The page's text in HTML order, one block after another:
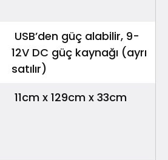
USB’den güç alabilir, 9-
12V DC güç kaynağı (ayrı
satılır)
11cm x 129cm x 33cm